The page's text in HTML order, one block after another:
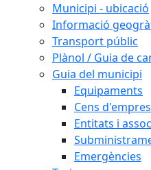
Municipi - ubicació
Informació
Transport públic
Plànol / Guia de
Guia del municipi
Equipaments
Cens
Entitats i
Emergències